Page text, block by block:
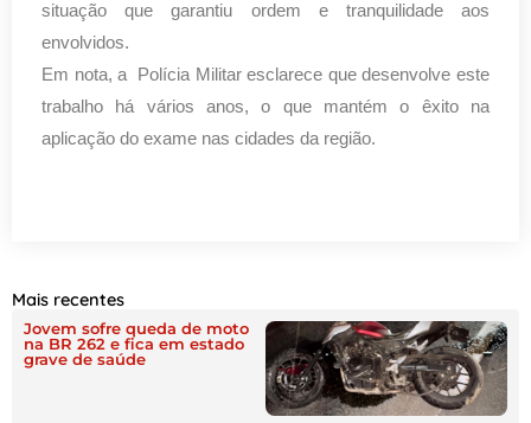
situação que garantiu ordem e tranquilidade aos
envolvidos.
Em nota, a Polícia Militar esclarece que desenvolve este
trabalho há vários anos, o que mantém o êxito na
aplicação do exame nas cidades da região.
Mais recentes
Jovem sofre queda de moto
na BR 262 e fica em estado
grave de saúde